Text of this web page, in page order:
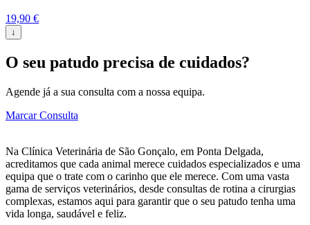
19,90 €
↓
O seu patudo precisa de cuidados?
Agende já a sua consulta com a nossa equipa.
Marcar Consulta
Na Clínica Veterinária de São Gonçalo, em Ponta Delgada,
acreditamos que cada animal merece cuidados especializados e uma
equipa que o trate com o carinho que ele merece. Com uma vasta
gama de serviços veterinários, desde consultas de rotina a cirurgias
complexas, estamos aqui para garantir que o seu patudo tenha uma
vida longa, saudável e feliz.